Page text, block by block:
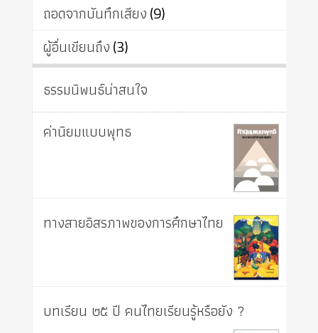
ถอดจากบันทึกเสียง(9)
ผู้อื่นเขียนถึง(3)
ธรรมนิพนธ์น่าสนใจ
ค่านิยมแบบพุทธ
ทางสายอิสรภาพของการศึกษาไทย
บทเรียน ๒๕ ปี คนไทยเรียนรู้หรือยัง ?